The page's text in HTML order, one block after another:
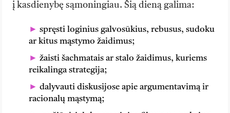
į kasdienybę sąmoningiau. Šią dieną galima:
spręsti loginius galvosūkius, rebusus, sudoku
ar kitus mąstymo žaidimus;
žaisti šachmatais ar stalo žaidimus, kuriems
reikalinga strategija;
dalyvauti diskusijose apie argumentavimą ir
racionalų mąstymą;